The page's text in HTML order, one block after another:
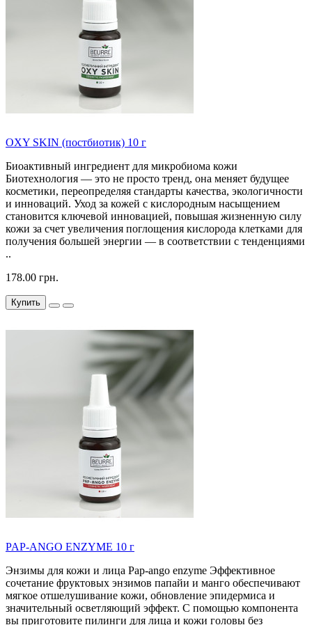
OXY SKIN (постбиотик) 10 г
Биоактивный ингредиент для микробиома кожи
Биотехнология — это не просто тренд, она меняет будущее
косметики, переопределяя стандарты качества, экологичности
и инноваций. Уход за кожей с кислородным насыщением
становится ключевой инновацией, повышая жизненную силу
кожи за счет увеличения поглощения кислорода клетками для
получения большей энергии — в соответствии с тенденциями
..
178.00 грн.
Купить
PAP-ANGO ENZYME 10 г
Энзимы для кожи и лица Pap-ango enzyme Эффективное
сочетание фруктовых энзимов папайи и манго обеспечивают
мягкое отшелушивание кожи, обновление эпидермиса и
значительный осветляющий эффект. С помощью компонента
вы приготовите пилинги для лица и кожи головы без